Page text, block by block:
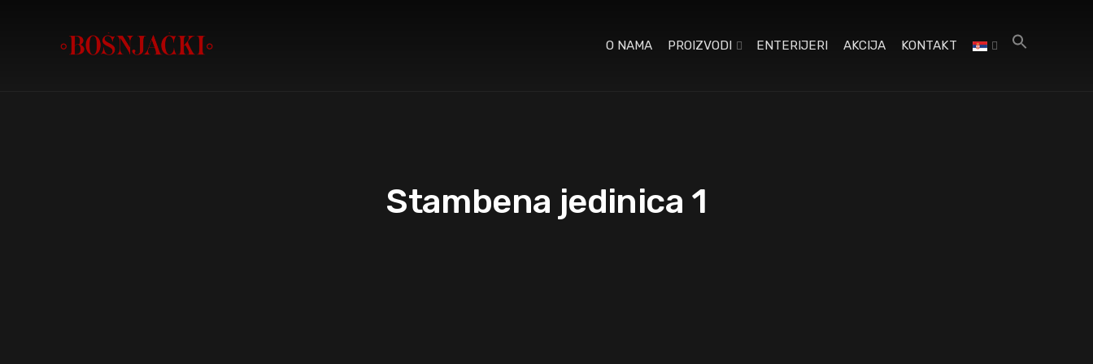
O NAMA PROIZVODI ENTERIJERI AKCIJA KONTAKT
Stambena jedinica 1